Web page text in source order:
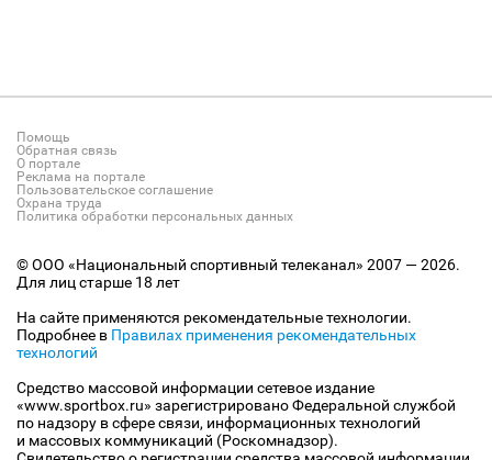
Помощь
Обратная связь
О портале
Реклама на портале
Пользовательское соглашение
Охрана труда
Политика обработки персональных данных
© ООО «Национальный спортивный телеканал» 2007 — 2026.
Для лиц старше 18 лет
На сайте применяются рекомендательные технологии.
Подробнее в Правилах применения рекомендательных
технологий
Средство массовой информации сетевое издание
«www.sportbox.ru» зарегистрировано Федеральной службой
по надзору в сфере связи, информационных технологий
и массовых коммуникаций (Роскомнадзор).